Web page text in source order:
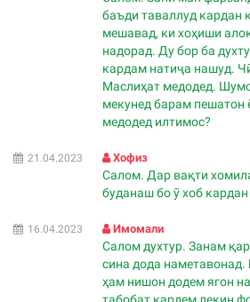
баъди таваллуд кардан
мешавад, ки хоҳиши
надорад. Ду бор ба
кардам натиҷа нашуд.
Маслиҳат медодед.
мекунед барам пешатон
медодед илтимос?
21.04.2023 Хофиз
Салом. Дар вақти
буданаш бо ӯ хоб
16.04.2023 Имомали
Салом духтур. Занам
сина дода наметавонад.
ҳам нишон додем ягон